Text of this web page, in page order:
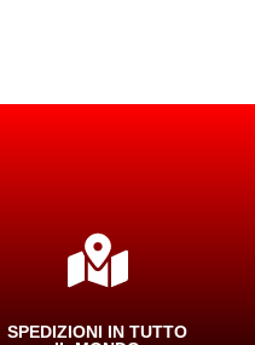
SPEDIZIONI IN TUTTO